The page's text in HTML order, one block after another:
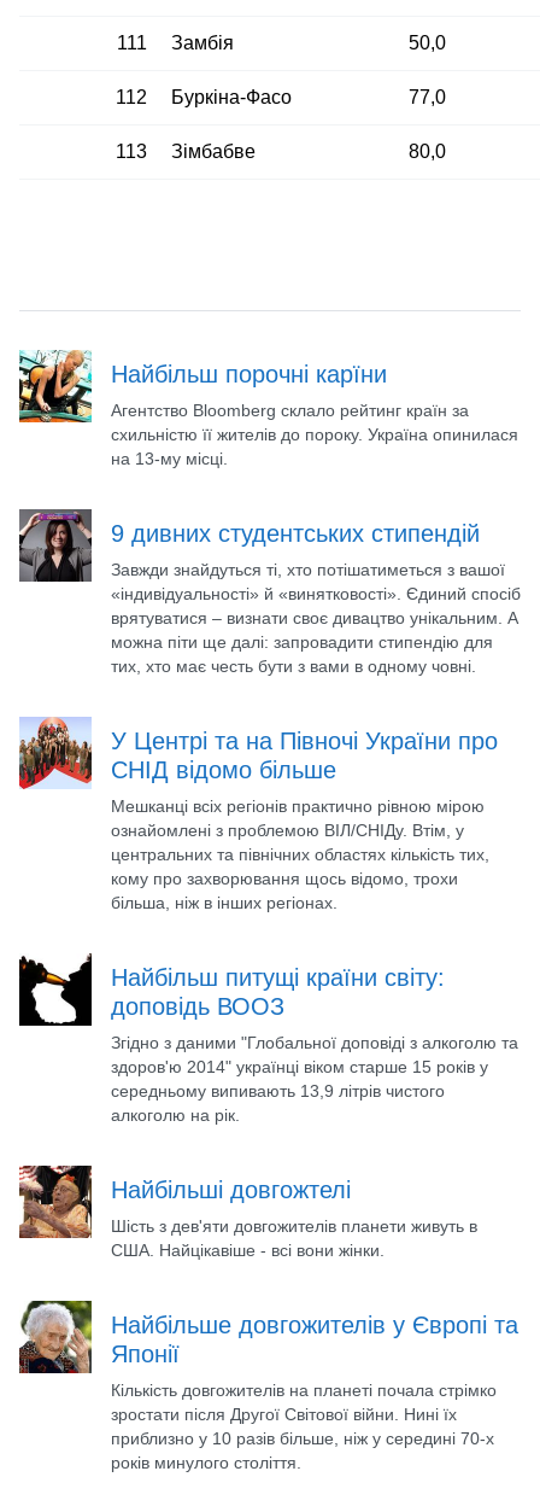
111 Замбія 50,0
112 Буркіна-Фасо 77,0
113 Зімбабве 80,0
Найбільш порочні карїни
Агентство Bloomberg склало рейтинг країн за
схильністю її жителів до пороку. Україна опинилася
на 13-му місці.
9 дивних студентських стипендій
Завжди знайдуться ті, хто потішатиметься з вашої
«індивідуальності» й «винятковості». Єдиний спосіб
врятуватися – визнати своє дивацтво унікальним. А
можна піти ще далі: запровадити стипендію для
тих, хто має честь бути з вами в одному човні.
У Центрі та на Півночі України про
СНІД відомо більше
Мешканці всіх регіонів практично рівною мірою
ознайомлені з проблемою ВІЛ/СНІДу. Втім, у
центральних та північних областях кількість тих,
кому про захворювання щось відомо, трохи
більша, ніж в інших регіонах.
Найбільш питущі країни світу:
доповідь ВООЗ
Згідно з даними "Глобальної доповіді з алкоголю та
здоров'ю 2014" українці віком старше 15 років у
середньому випивають 13,9 літрів чистого
алкоголю на рік.
Найбільші довгожтелі
Шість з дев'яти довгожителів планети живуть в
США. Найцікавіше - всі вони жінки.
Найбільше довгожителів у Європі та
Японії
Кількість довгожителів на планеті почала стрімко
зростати після Другої Світової війни. Нині їх
приблизно у 10 разів більше, ніж у середині 70-х
років минулого століття.